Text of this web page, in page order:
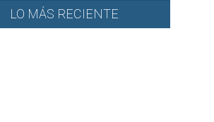
LO MÁS RECIENTE